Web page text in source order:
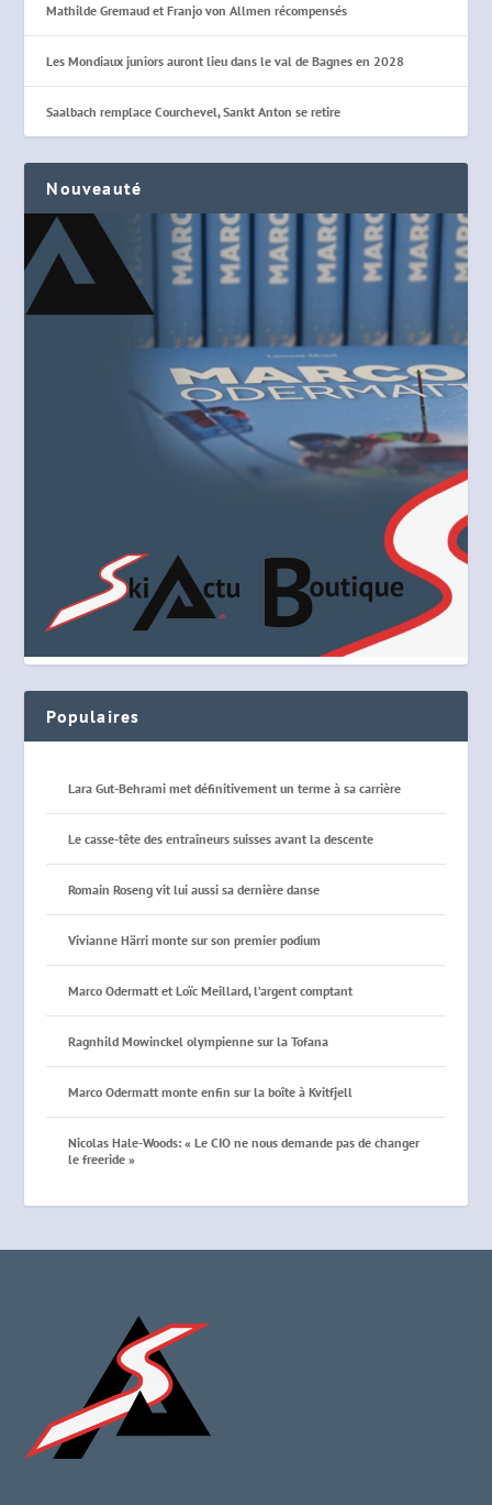
Mathilde Gremaud et Franjo von Allmen récompensés
Les Mondiaux juniors auront lieu dans le val de Bagnes en 2028
Saalbach remplace Courchevel, Sankt Anton se retire
Nouveauté
Populaires
Lara Gut-Behrami met définitivement un terme à sa carrière
Le casse-tête des entraîneurs suisses avant la descente
Romain Roseng vit lui aussi sa dernière danse
Vivianne Härri monte sur son premier podium
Marco Odermatt et Loïc Meillard, l’argent comptant
Ragnhild Mowinckel olympienne sur la Tofana
Marco Odermatt monte enfin sur la boîte à Kvitfjell
Nicolas Hale-Woods: « Le CIO ne nous demande pas de changer
le freeride »